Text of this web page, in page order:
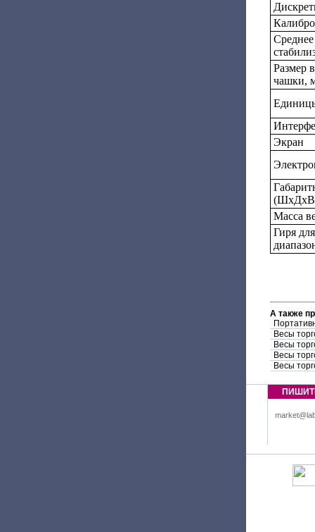
Размер
чашки,
Экран
Масса
Гиря
А также
Весы
Весы
Весы
Весы